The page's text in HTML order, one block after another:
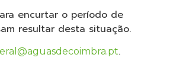
encurtar o período de
resultar desta situação.
.